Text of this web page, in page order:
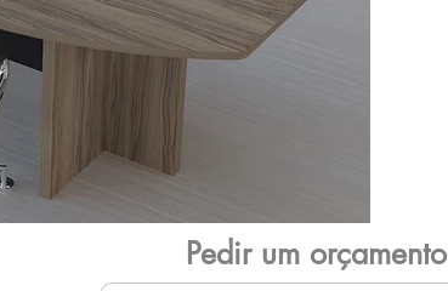
Pedir um orçamento